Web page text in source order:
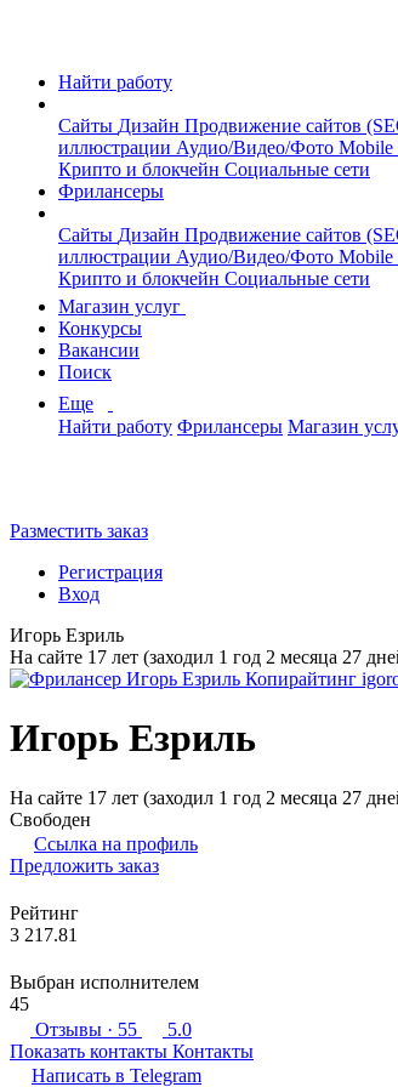
Найти работу
Сайты Дизайн Продвижение сайтов
иллюстрации Аудио/Видео/Фото Mobile
Крипто и блокчейн Социальные сети
Фрилансеры
Сайты Дизайн Продвижение сайтов
иллюстрации Аудио/Видео/Фото Mobile
Крипто и блокчейн Социальные сети
Магазин услуг
Конкурсы
Вакансии
Поиск
Еще
Найти работу Фрилансеры Магазин
Разместить заказ
Регистрация
Вход
Игорь Езриль
На сайте 17 лет (заходил 1 год 2 месяца 27
Игорь Езриль
На сайте 17 лет (заходил 1 год 2 месяца 27
Свободен
Ссылка на профиль
Предложить заказ
Рейтинг
3 217.81
Выбран исполнителем
45
Отзывы · 55
5.0
Показать контакты Контакты
Написать в Telegram